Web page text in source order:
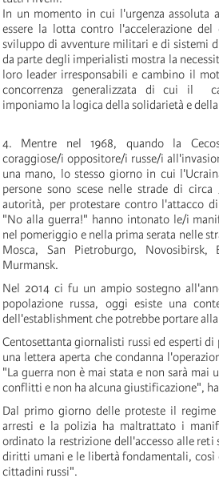
In un momento in cui l'urgenza assoluta
essere la lotta contro l'accelerazione
sviluppo di avventure militari e di sistemi
da parte degli imperialisti mostra la
loro leader irresponsabili e cambino il
concorrenza generalizzata di cui il
imponiamo la logica della solidarietà e della
4. Mentre nel 1968, quando la
coraggiose/i oppositore/i russe/i
una mano, lo stesso giorno in cui
persone sono scese nelle strade di
autorità, per protestare contro l'attacco
"No alla guerra!" hanno intonato le/i
nel pomeriggio e nella prima serata nelle
Mosca, San Pietroburgo, Novosibirsk,
Murmansk.
Nel 2014 ci fu un ampio sostegno
popolazione russa, oggi esiste una
dell'establishment che potrebbe portare
Centosettanta giornalisti russi ed esperti
una lettera aperta che condanna
"La guerra non è mai stata e non sarà mai
conflitti e non ha alcuna giustificazione",
Dal primo giorno delle proteste il
arresti e la polizia ha maltrattato i
ordinato la restrizione dell'accesso alle
diritti umani e le libertà fondamentali,
cittadini russi".